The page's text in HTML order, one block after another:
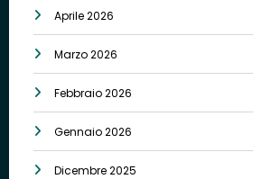
Aprile 2026
Marzo 2026
Febbraio 2026
Gennaio 2026
Dicembre 2025